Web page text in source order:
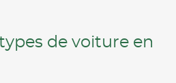
de voiture en